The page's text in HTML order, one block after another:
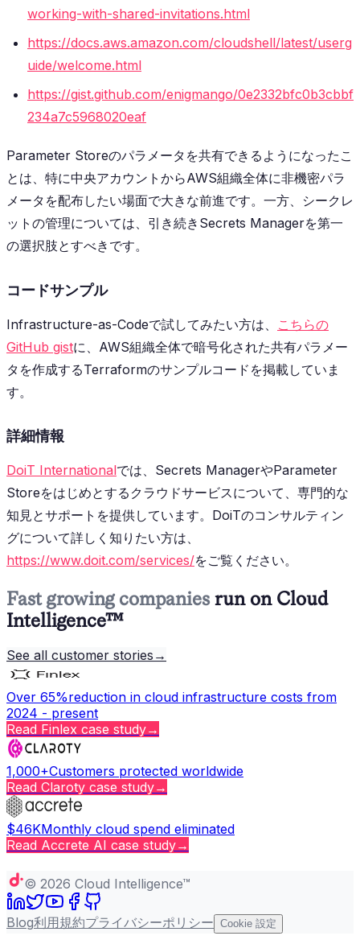
working-with-shared-invitations.html
https://docs.aws.amazon.com/cloudshell/latest/userg
uide/welcome.html
https://gist.github.com/enigmango/0e2332bfc0b3cbbf
234a7c5968020eaf
Parameter Storeのパラメータを共有できるようになったこ
とは、特に中央アカウントからAWS組織全体に非機密パラ
メータを配布したい場面で大きな前進です。一方、シークレ
ットの管理については、引き続きSecrets Managerを第一
の選択肢とすべきです。
コードサンプル
Infrastructure-as-Codeで試してみたい方は、 こちらの
GitHub gistに、AWS組織全体で暗号化された共有パラメー
タを作成するTerraformのサンプルコードを掲載していま
す。
詳細情報
DoiT Internationalでは、Secrets ManagerやParameter
Storeをはじめとするクラウドサービスについて、専門的な
知見とサポートを提供しています。DoiTのコンサルティン
グについて詳しく知りたい方は、
https://www.doit.com/services/をご覧ください。
Fast growing companies run on Cloud
Intelligence™
See all customer stories →
Over 65%reduction in cloud infrastructure costs from
2024 - present
Read Finlex case study→
1,000+Customers protected worldwide
Read Claroty case study→
$46KMonthly cloud spend eliminated
Read Accrete AI case study→
© 2026 Cloud Intelligence™
Blog利用規約プライバシーポリシー Cookie 設定